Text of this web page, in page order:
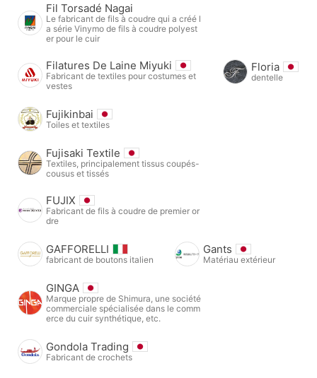
Fil Torsadé Nagai
Le fabricant de fils à coudre qui a créé l
a série Vinymo de fils à coudre polyest
er pour le cuir
Filatures De Laine Miyuki
Fabricant de textiles pour costumes et
vestes
Floria
dentelle
Fujikinbai
Toiles et textiles
Fujisaki Textile
Textiles, principalement tissus coupés-
cousus et tissés
FUJIX
Fabricant de fils à coudre de premier or
dre
GAFFORELLI
fabricant de boutons italien
Gants
Matériau extérieur
GINGA
Marque propre de Shimura, une société
commerciale spécialisée dans le comm
erce du cuir synthétique, etc.
Gondola Trading
Fabricant de crochets